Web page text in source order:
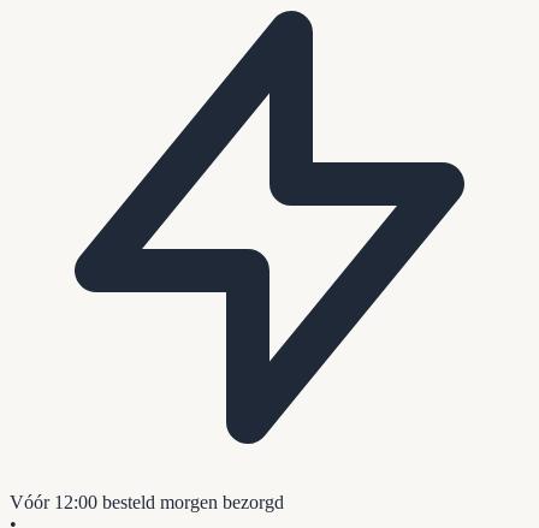
Vóór 12:00 besteld morgen bezorgd
•